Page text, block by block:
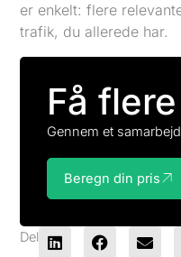
er enkelt: flere
trafik, du allerede har.
Få
Gennem et
Beregn din pris
Del